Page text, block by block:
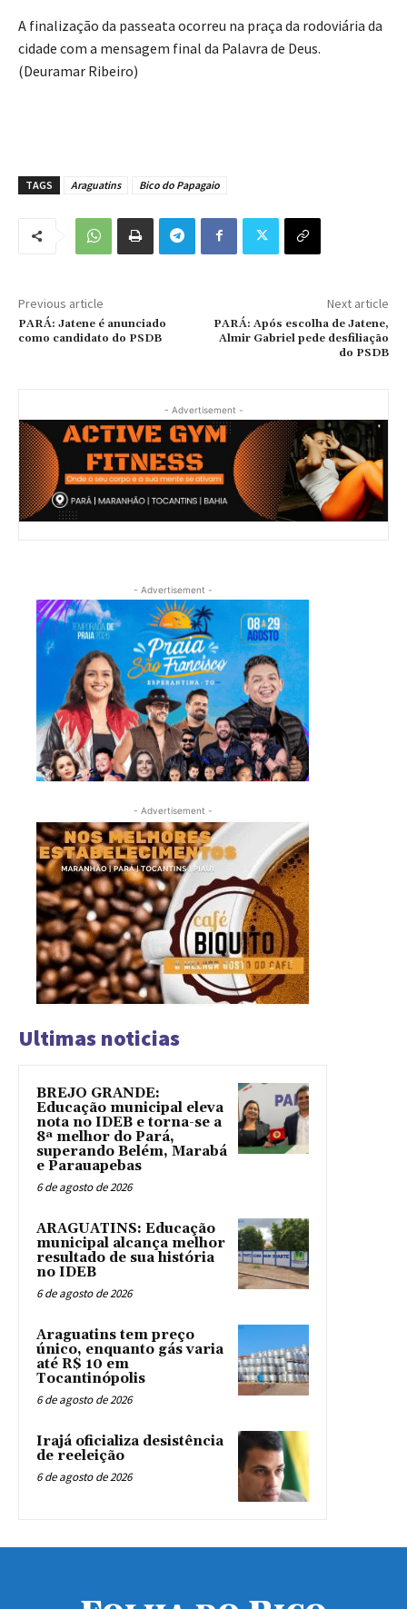
A finalização da passeata ocorreu na praça da rodoviária da
cidade com a mensagem final da Palavra de Deus.
(Deuramar Ribeiro)
TAGS Araguatins Bico do Papagaio
Previous article
PARÁ: Jatene é anunciado
como candidato do PSDB
Next article
PARÁ: Após escolha de Jatene,
Almir Gabriel pede desfiliação
do PSDB
- Advertisement -
- Advertisement -
- Advertisement -
Ultimas noticias
BREJO GRANDE:
Educação municipal eleva
nota no IDEB e torna-se a
8ª melhor do Pará,
superando Belém, Marabá
e Parauapebas
6 de agosto de 2026
ARAGUATINS: Educação
municipal alcança melhor
resultado de sua história
no IDEB
6 de agosto de 2026
Araguatins tem preço
único, enquanto gás varia
até R$ 10 em
Tocantinópolis
6 de agosto de 2026
Irajá oficializa desistência
de reeleição
6 de agosto de 2026